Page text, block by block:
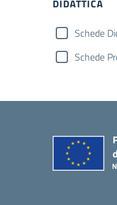
DIDATTICA
Schede
Schede